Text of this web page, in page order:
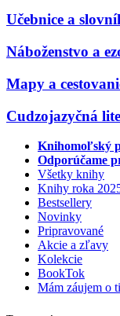
Učebnice a
Náboženstvo a
Mapy a
Cudzojazyčná
Knihomoľský
Odporúčame
Všetky knihy
Knihy roka
Bestsellery
Novinky
Pripravované
Akcie a zľavy
Kolekcie
BookTok
Mám záujem o